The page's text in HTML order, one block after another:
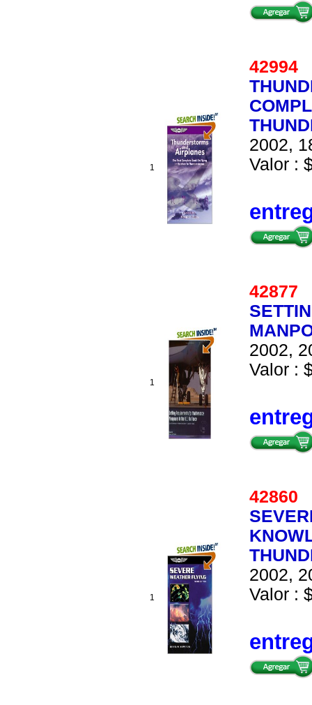
1
42994
2002,
Valor :
1
42877
2002,
Valor :
1
42860
2002,
Valor :